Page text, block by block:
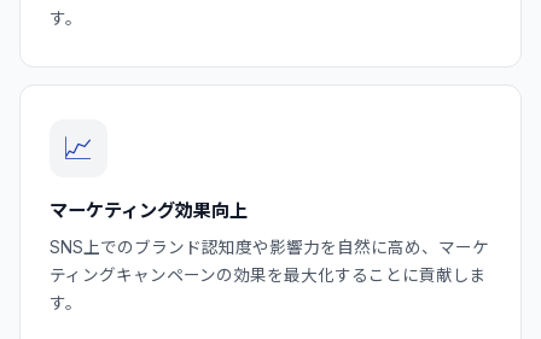
す。
📈
マーケティング効果向上
SNS上でのブランド認知度や影響力を自然に高め、マーケ
ティングキャンペーンの効果を最大化することに貢献しま
す。